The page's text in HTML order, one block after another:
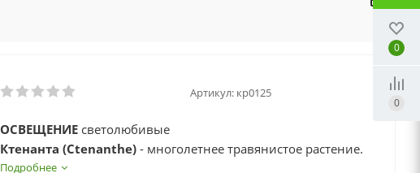
Артикул: кр0125
ОСВЕЩЕНИЕ светолюбивые
Ктенанта (Ctenanthe) - многолетнее травянистое растение.
Листья линейные или продолговато-яйцевидные, крупные,
Подробнее
0
0